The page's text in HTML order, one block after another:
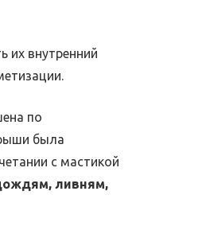
их внутренний
по
была
с мастикой
ливням,